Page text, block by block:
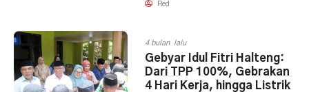
Red
4 bulan lalu
Gebyar Idul Fitri Halteng:
Dari TPP 100%, Gebrakan
4 Hari Kerja, hingga Listrik